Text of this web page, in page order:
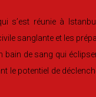
s’est réunie à
sanglante et les
bain de sang qui
le potentiel de